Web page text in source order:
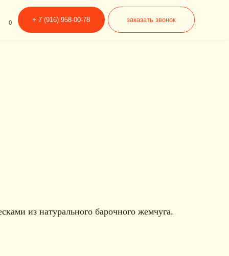
заказать звонок
958-00-78
из натурального барочного жемчуга.